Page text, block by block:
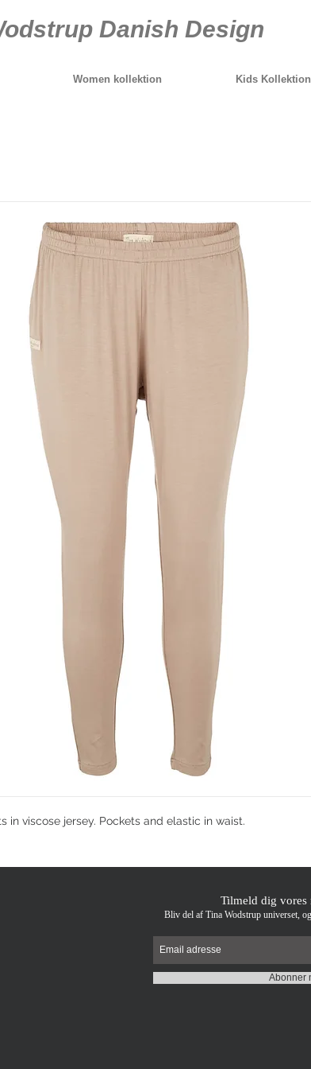
Danish Design
Women kollektion Kids Kollektion
in viscose jersey. Pockets and elastic in waist.
Tilmeld dig vores
Bliv del af Tina Wodstrup universet,
Abonner